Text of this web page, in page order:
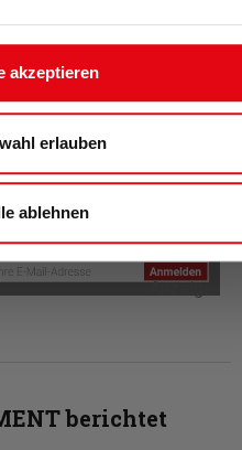
akzeptieren
erlauben
ablehnen
.
du
-Anzeige-
berichtet